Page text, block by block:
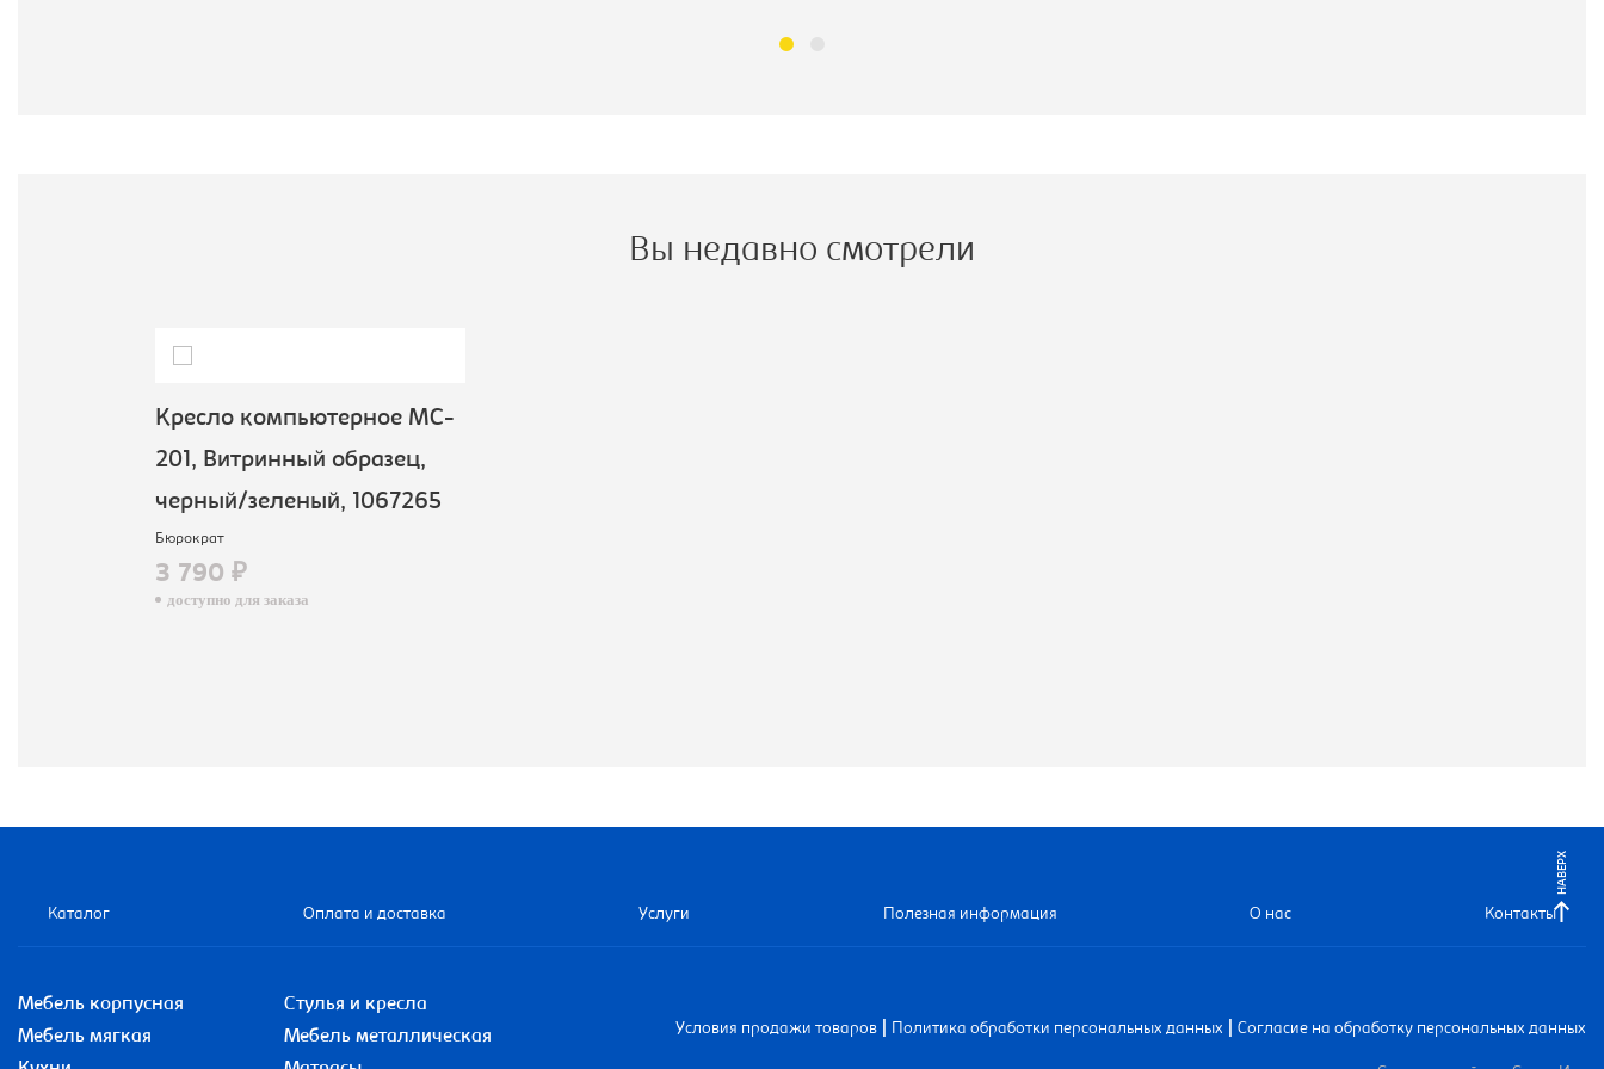
Вы недавно смотрели
Кресло компьютерное MC-
201, Витринный образец,
черный/зеленый, 1067265
Бюрократ
3 790 ₽
доступно для заказа
НАВЕРХ
Каталог Оплата и доставка Услуги Полезная информация О нас Контакты
Мебель корпусная
Стулья и кресла
Мебель мягкая
Мебель металлическая
Условия продажи товаров Политика обработки персональных данных Согласие на обработку персональных данных